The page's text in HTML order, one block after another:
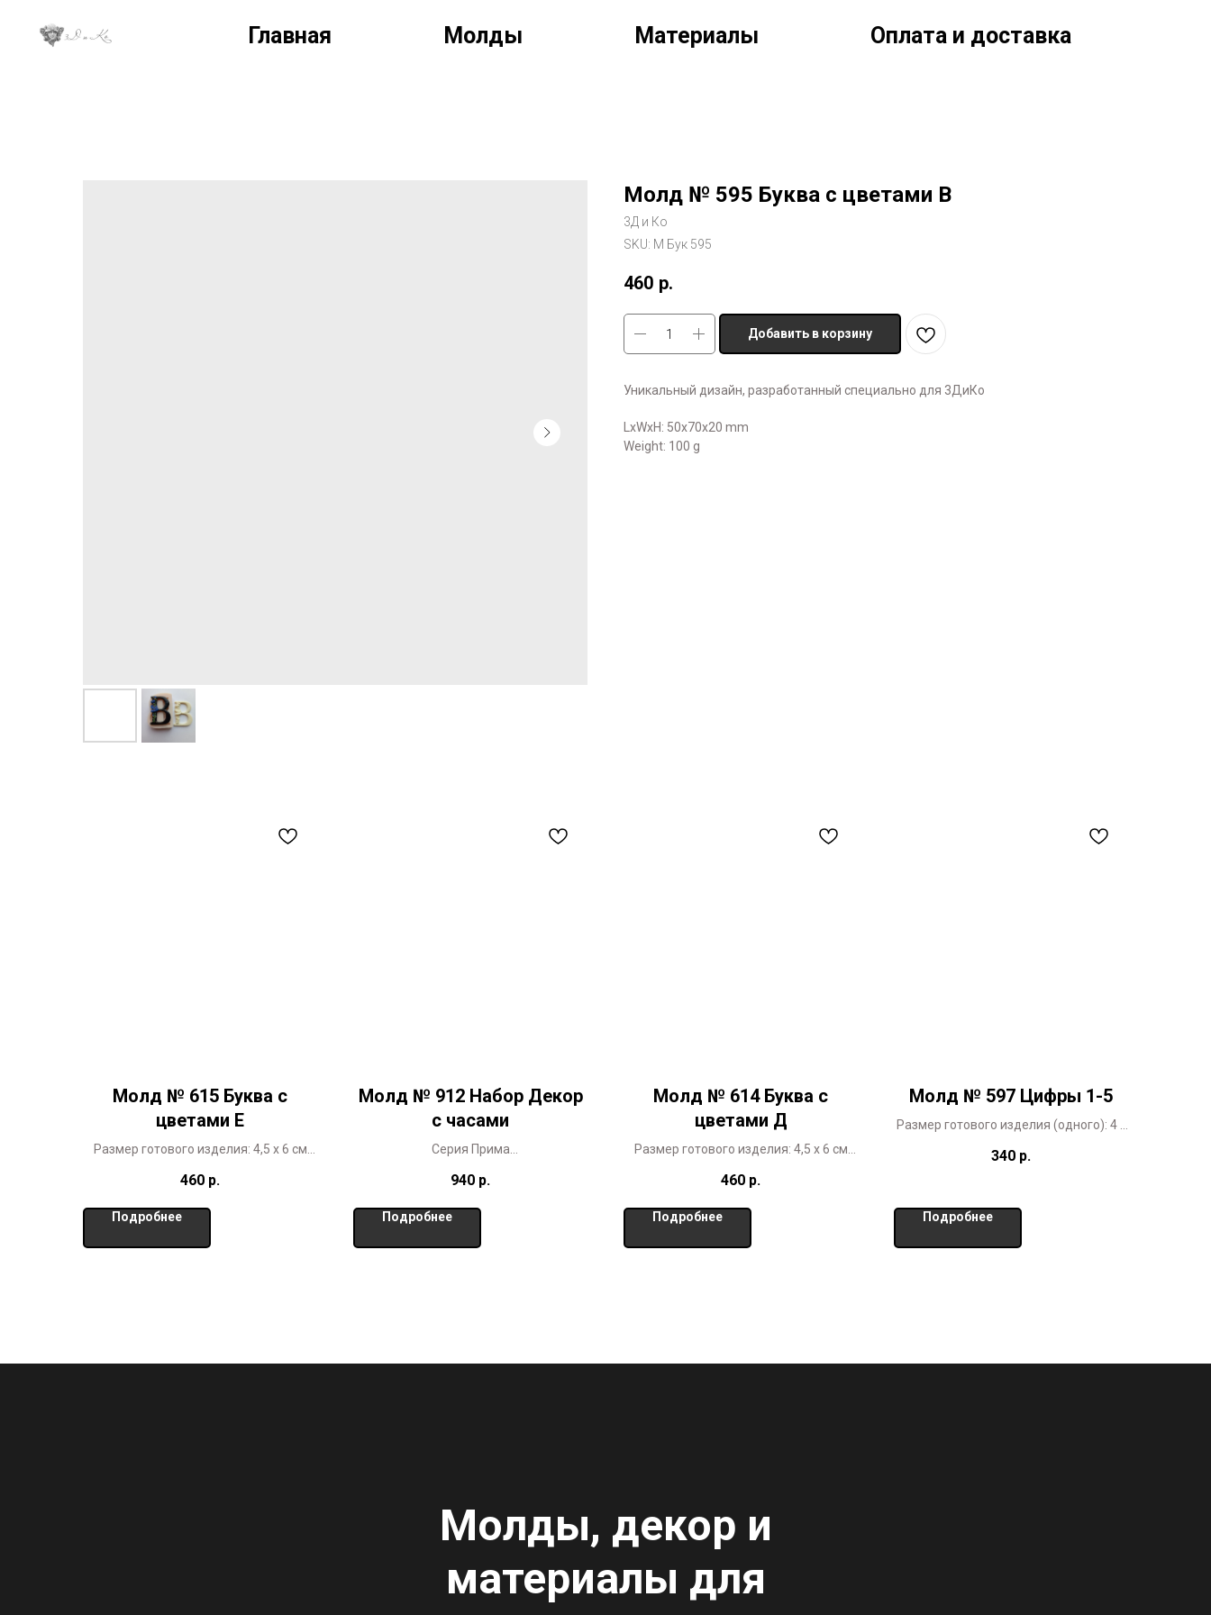
Главная Молды Материалы Оплата и доставка
Молд № 595 Буква с цветами В
3Д и Ко
SKU: М Бук 595
460 р.
Добавить в корзину
Уникальный дизайн, разработанный специально для 3ДиКо
LxWxH: 50x70x20 mm
Weight: 100 g
Молд № 615 Буква с
цветами Е
Размер готового изделия: 4,5 х 6 см
специально для 3ДиКо
460 р.
Подробнее
Молд № 912 Набор Декор
с часами
Серия Прима
940 р.
Подробнее
Молд № 614 Буква с
цветами Д
Размер готового изделия: 4,5 х 6 см
специально для 3ДиКо
460 р.
Подробнее
Молд № 597 Цифры 1-5
Размер готового изделия (одного): 4 х
340 р.
Подробнее
Молды, декор и
материалы для